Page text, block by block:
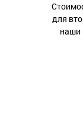
для
наши